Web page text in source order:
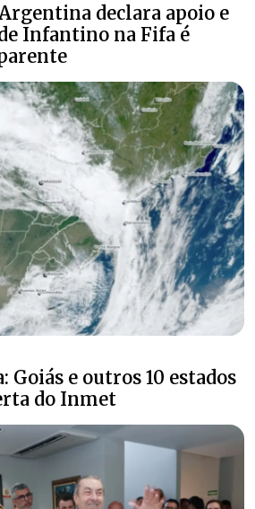
declara apoio e
Infantino na Fifa é
Goiás e outros 10 estados
do Inmet